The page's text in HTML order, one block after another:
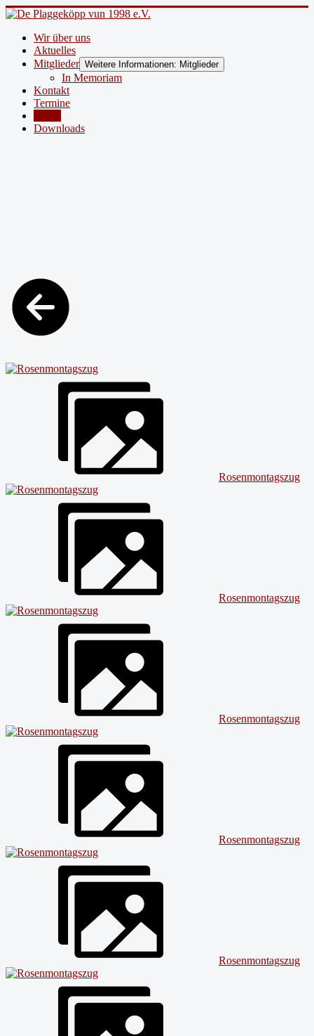
Wir über uns
Aktuelles
Mitglieder Weitere Informationen: Mitglieder
In Memoriam
Kontakt
Termine
Downloads
Rosenmontagszug
Rosenmontagszug
Rosenmontagszug
Rosenmontagszug
Rosenmontagszug